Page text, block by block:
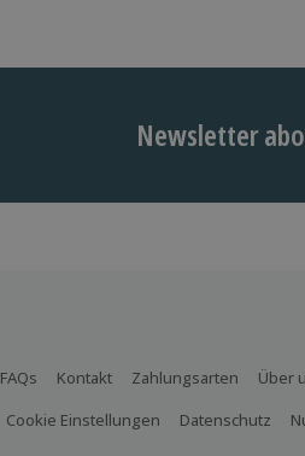
Newsletter
FAQs Kontakt Zahlungsarten Über
Cookie Einstellungen Datenschutz